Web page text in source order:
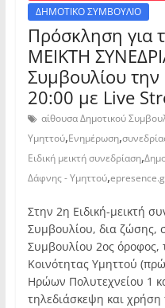
ΔΗΜΟΤΙΚΟ ΣΥΜΒΟΥΛΙΟ
Πρόσκληση για
ΜΕΙΚΤΗ
Συμβουλίου
20:00 με Live
αίθουσα Δημοτικού
Υμηττού,Ενημέρωση,
Ειδική μεικτή συνεδρίαση,
Δάφνης - Υμηττού,
Στην 2η Ειδική-μεικτή
Συμβουλίου, δια ζώσης,
Συμβουλίου 2ος όροφος,
Κοινότητας Υμηττού
Ηρώων Πολυτεχνείου 1
τηλεδιάσκεψη και χρήση